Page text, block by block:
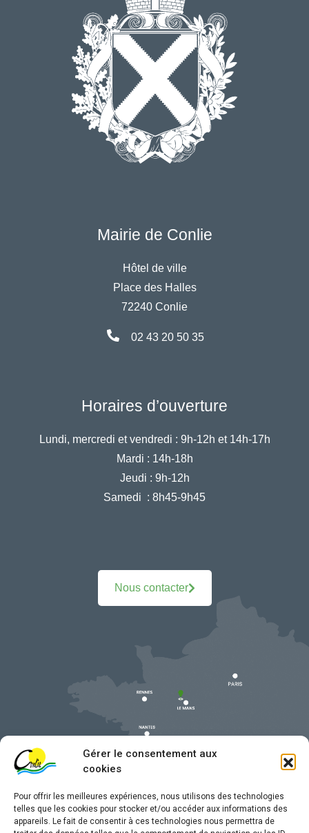
Gérer le consentement aux
cookies
Pour offrir les meilleures expériences, nous utilisons des technologies
telles que les cookies pour stocker et/ou accéder aux informations des
appareils. Le fait de consentir à ces technologies nous permettra de
Mairie de Conlie
Hôtel de ville
Place des Halles
72240 Conlie
02 43 20 50 35
Horaires d’ouverture
Lundi, mercredi et vendredi : 9h-12h et 14h-17h
Mardi : 14h-18h
Jeudi : 9h-12h
Samedi : 8h45-9h45
Nous contacter